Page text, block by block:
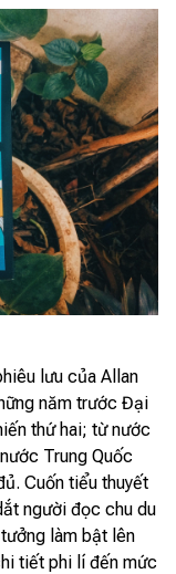
lưu của Allan
năm trước Đại
thứ hai; từ nước
Trung Quốc
Cuốn tiểu thuyết
người đọc chu du
làm bật lên
tiết phi lí đến mức